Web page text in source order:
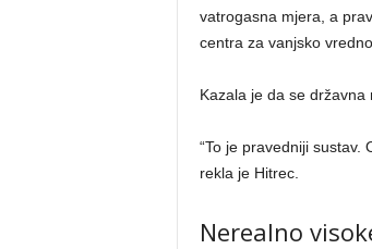
vatrogasna mjera, a
centra za vanjsko
Kazala je da se
“To je pravedniji sustav.
rekla je Hitrec.
Nerealno